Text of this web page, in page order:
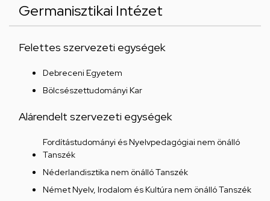
Germanisztikai Intézet
Felettes szervezeti egységek
Debreceni Egyetem
Bölcsészettudományi Kar
Alárendelt szervezeti egységek
Fordítástudományi és Nyelvpedagógiai nem önálló
Tanszék
Néderlandisztika nem önálló Tanszék
Német Nyelv, Irodalom és Kultúra nem önálló Tanszék